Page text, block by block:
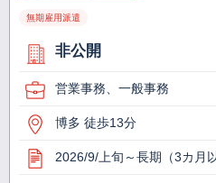
無期雇用派遣
非公開
営業事務、一般事務
博多 徒歩13分
2026/9/上旬～長期（3カ月以